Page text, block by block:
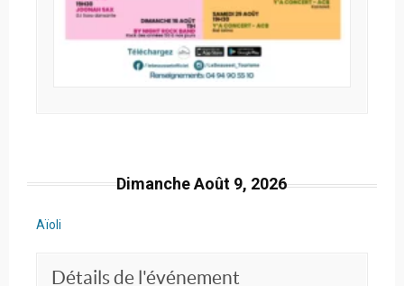
Dimanche Août 9, 2026
Aïoli
Détails de l'événement